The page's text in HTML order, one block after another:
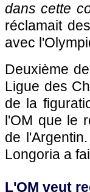
dans cette
réclamait
avec
Deuxième
Ligue des
de la
l'OM que le
de
Longoria a
L'OM veut